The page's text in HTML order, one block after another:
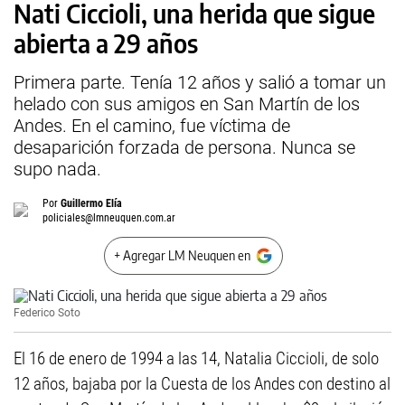
Nati Ciccioli, una herida que sigue
abierta a 29 años
Primera parte. Tenía 12 años y salió a tomar un
helado con sus amigos en San Martín de los
Andes. En el camino, fue víctima de
desaparición forzada de persona. Nunca se
supo nada.
Por Guillermo Elía
policiales@lmneuquen.com.ar
+ Agregar LM Neuquen en
Federico Soto
El 16 de enero de 1994 a las 14, Natalia Ciccioli, de solo
12 años, bajaba por la Cuesta de los Andes con destino al